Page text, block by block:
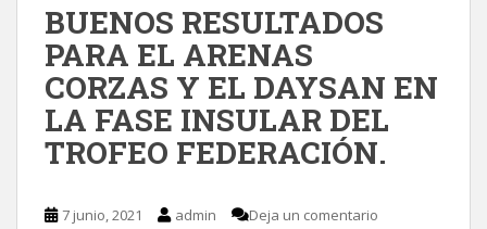
BUENOS RESULTADOS
PARA EL ARENAS
CORZAS Y EL DAYSAN EN
LA FASE INSULAR DEL
TROFEO FEDERACIÓN.
7 junio, 2021 admin Deja un comentario